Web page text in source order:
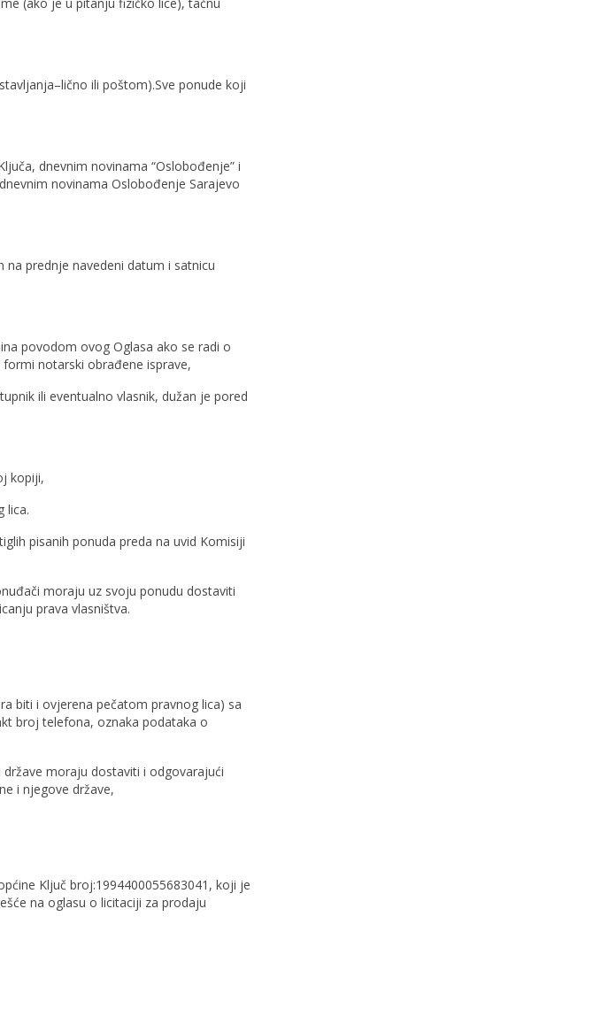
ili poštom).Sve ponude koji
dnevnim novinama “Oslobođenje” i
novinama Oslobođenje Sarajevo
na prednje navedeni datum i satnicu
povodom ovog Oglasa ako se radi o
notarski obrađene isprave,
ili eventualno vlasnik, dužan je pored
kopiji,
lica.
pisanih ponuda preda na uvid Komisiji
moraju uz svoju ponudu dostaviti
prava vlasništva.
biti i ovjerena pečatom pravnog lica) sa
broj telefona, oznaka podataka o
moraju dostaviti i odgovarajući
i njegove države,
Ključ broj:1994400055683041, koji je
na oglasu o licitaciji za prodaju